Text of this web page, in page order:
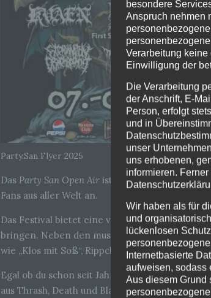
Party.San Flyer 2025
Das Party San Open Air ist eines der
Fans aus aller Welt an.
Das Festival bietet eine vielfältige Mischung
bringen. Neben den musikalischen Highlights,
wie „Klos mit Soß“, Rippchen vom „Brathahn
Egal ob du schon seit Jahren dabei bist oder
aus Thrash, Death und Black Metal, mit einem
besondere
Anspruch nehmen
Verarbeitung
Einwilligung der
Die Verarbeitung
der Anschrift, E-
Person, erfolgt
und in
unser
uns erhobenen,
informieren.
Wir haben als für
und
lückenlosen
Internetbasierte
aufweisen, sodass
Aus diesem Grund